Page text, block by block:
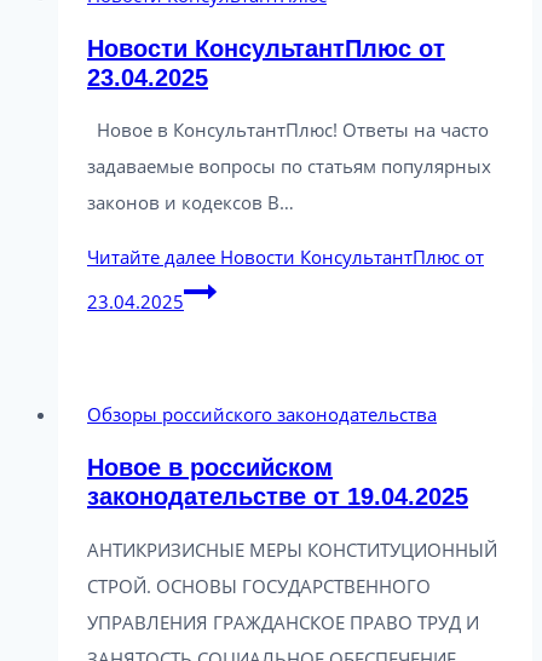
Новости КонсультантПлюс от
23.04.2025
Новое в КонсультантПлюс! Ответы на часто
задаваемые вопросы по статьям популярных
законов и кодексов В…
Читайте далее Новости КонсультантПлюс от
23.04.2025
Обзоры российского законодательства
Новое в российском
законодательстве от 19.04.2025
АНТИКРИЗИСНЫЕ МЕРЫ КОНСТИТУЦИОННЫЙ
СТРОЙ. ОСНОВЫ ГОСУДАРСТВЕННОГО
УПРАВЛЕНИЯ ГРАЖДАНСКОЕ ПРАВО ТРУД И